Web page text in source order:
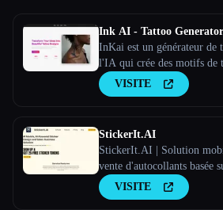
Ink AI - Tattoo Generator
InKai est un générateur de
l'IA qui crée des motifs de
en fonction des saisies de
VISITE
StickerIt.AI
StickerIt.AI | Solution
vente d'autocollants basée
VISITE